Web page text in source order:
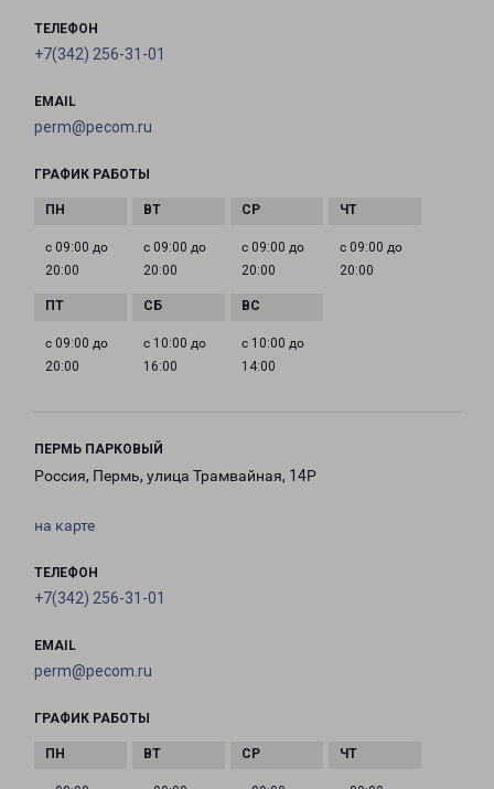
ТЕЛЕФОН
+7(342) 256-31-01
EMAIL
perm@pecom.ru
ГРАФИК РАБОТЫ
с 09:00 до
20:00
с 09:00 до
20:00
с 09:00 до
20:00
с 09:00 до
20:00
с 09:00 до
20:00
с 10:00 до
16:00
с 10:00 до
14:00
ПЕРМЬ ПАРКОВЫЙ
Россия, Пермь, улица Трамвайная, 14Р
на карте
ТЕЛЕФОН
+7(342) 256-31-01
EMAIL
perm@pecom.ru
ГРАФИК РАБОТЫ